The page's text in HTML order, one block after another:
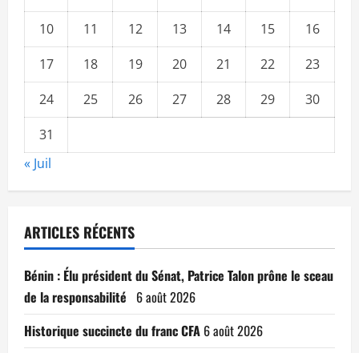
10
11 12 13 14 15
16
17
18 19 20 21 22
23
24
25 26 27 28 29
30
31
« Juil
ARTICLES RÉCENTS
Bénin : Élu président du Sénat, Patrice Talon prône le sceau
de la responsabilité 6 août 2026
Historique succincte du franc CFA 6 août 2026